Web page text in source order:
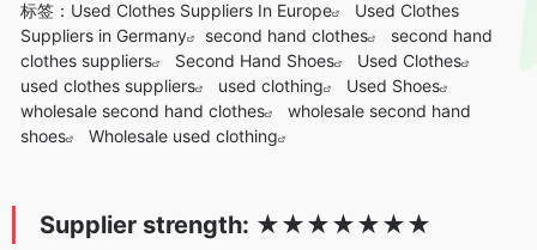
标签： Used Clothes Suppliers In Europe
Used Clothes
Suppliers in Germany
second hand clothes
second hand
clothes suppliers
Second Hand Shoes
Used Clothes
used clothes suppliers
used clothing
Used Shoes
wholesale second hand clothes
wholesale second hand
shoes
Wholesale used clothing
Supplier strength: ★★★★★★★